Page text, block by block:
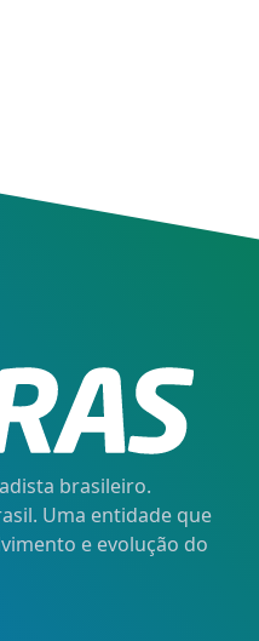
brasileiro.
Uma entidade que
e evolução do